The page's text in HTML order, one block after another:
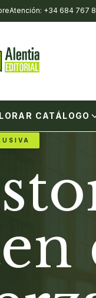
Atención: +34 684 767
CATÁLOGO